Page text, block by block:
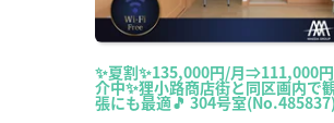
✨夏割✨135,000円/月⇒111,000
介中✨狸小路商店街と同区画内で
張にも最適🎵 304号室